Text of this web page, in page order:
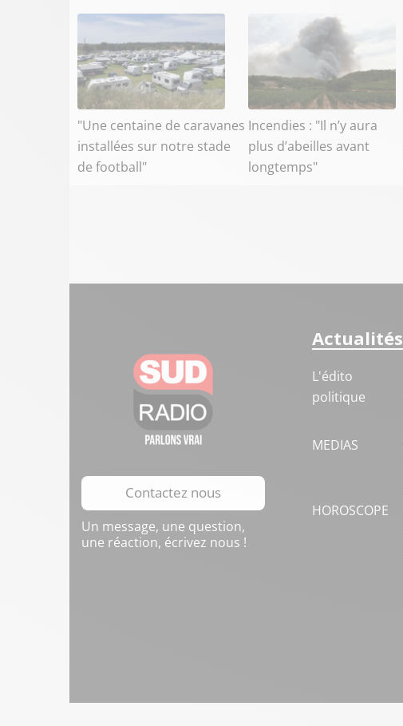
"Une centaine de caravanes
installées sur notre stade
de football"
Incendies : "Il n’y aura
plus d’abeilles avant
longtemps"
Contactez nous
Un message, une question,
une réaction, écrivez nous !
Actualités
L'édito
politique
MEDIAS
HOROSCOPE